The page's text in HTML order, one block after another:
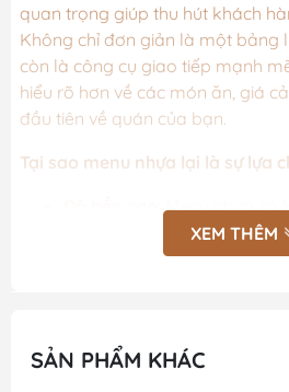
quan trọng giúp thu hút khách
Không chỉ đơn giản là một bảng
còn là công cụ giao tiếp mạnh
hiểu rõ hơn về các món ăn, giá
đầu tiên về quán của bạn.
Tại sao menu nhựa lại là sự lựa
: Menu nhựa có
chống thấm nước và không
menu giấy thông thường.
Dễ dàng vệ sinh: Với chất
XEM THÊM
SẢN PHẨM KHÁC